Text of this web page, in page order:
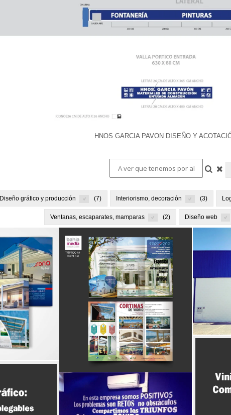
HNOS GARCIA PAVON DISEÑO Y
Diseño gráfico y producción 7 Interiorismo, decoración 3
Ventanas, escaparates, mamparas 2 Diseño web